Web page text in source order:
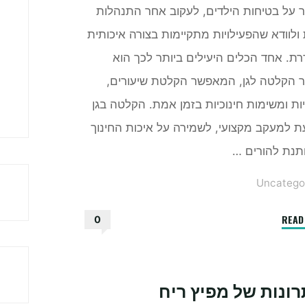
על בטיחות הילדים, לעקוב אחר התנהלות
ולוודא שהפעילויות מתקיימות בצורה איכותית
אחד הכלים היעילים ביותר לכך הוא
הקלטה לגן, המאפשר הקלטת שיעורים,
ומשימות חינוכיות בזמן אמת. הקלטה בגן
למעקב מקצועי, לשמירה על איכות החינוך
להורים …
לגן"
0
של מפיץ ריח